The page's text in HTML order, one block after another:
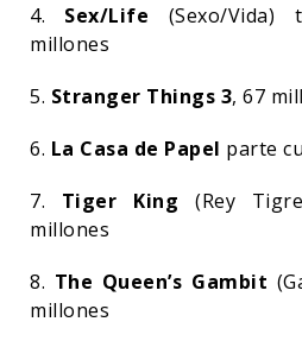
4. Sex/Life (Sexo/Vida)
millones
5. Stranger Things 3, 67
6. La Casa de Papel parte
7. Tiger King (Rey
millones
8. The Queen’s Gambit
millones